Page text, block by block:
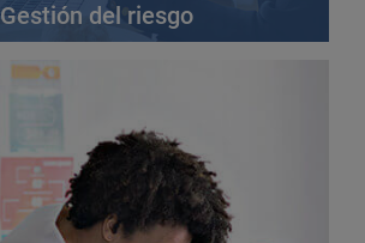
Gestión del riesgo